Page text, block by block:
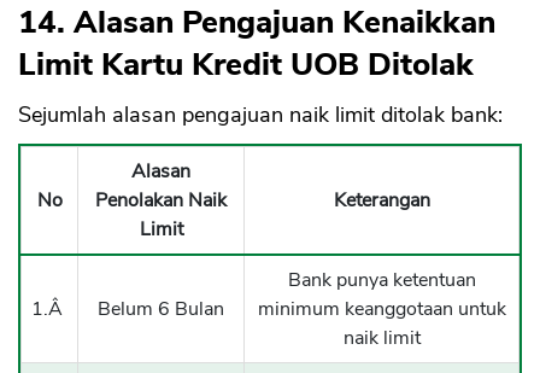
14. Alasan Pengajuan Kenaikkan
Limit Kartu Kredit UOB Ditolak
Sejumlah alasan pengajuan naik limit ditolak bank:
No
Alasan
Penolakan Naik
Limit
Keterangan
1.Â Belum 6 Bulan
Bank punya ketentuan
minimum keanggotaan untuk
naik limit